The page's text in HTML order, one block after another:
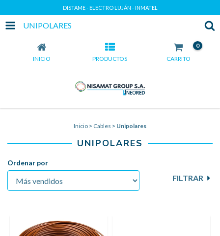
DISTAME - ELECTRO LUJÁN - INMATEL
UNIPOLARES
INICIO PRODUCTOS CARRITO
0
Inicio > Cables > Unipolares
UNIPOLARES
Ordenar por
FILTRAR